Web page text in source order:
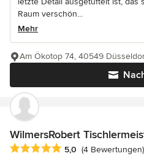
Raum verschön...
Mehr
Am Ökotop 74, 40549
WilmersRobert
Durchschnittliche Bewertung: 5
5,0 (4 Bewertungen)